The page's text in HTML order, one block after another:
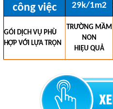
công việc
29k/1m2
GÓI DỊCH VỤ PHÙ
HỢP VỚI LỰA TRỌN
TRƯỜNG MẦM
NON
HIỆU QUẢ